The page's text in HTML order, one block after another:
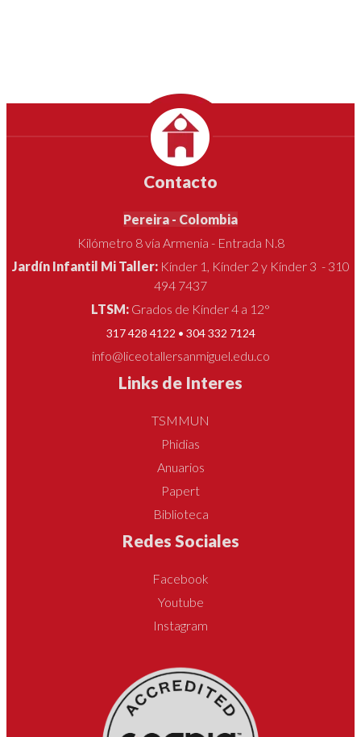
Contacto
Pereira - Colombia
Kilómetro 8 vía Armenia - Entrada N.8
Jardín Infantil Mi Taller: Kínder 1, Kínder 2 y Kínder 3 - 310
494 7437
LTSM: Grados de Kínder 4 a 12°
317 428 4122 • 304 332 7124
info@liceotallersanmiguel.edu.co
Links de Interes
TSMMUN
Phidias
Anuarios
Papert
Biblioteca
Redes Sociales
Facebook
Youtube
Instagram